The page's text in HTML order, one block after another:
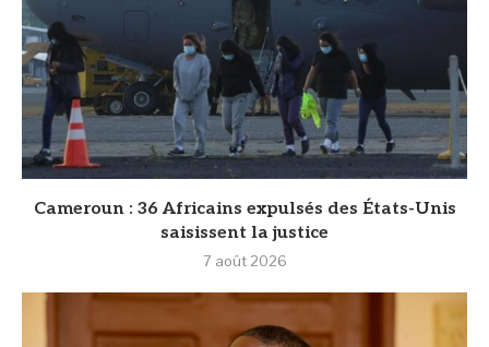
Cameroun : 36 Africains expulsés des États-Unis
saisissent la justice
7 août 2026